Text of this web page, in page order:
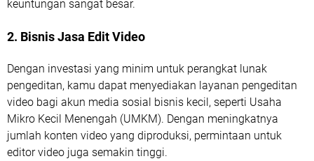
keuntungan sangat besar.
2. Bisnis Jasa Edit Video
Dengan investasi yang minim untuk perangkat lunak
pengeditan, kamu dapat menyediakan layanan pengeditan
video bagi akun media sosial bisnis kecil, seperti Usaha
Mikro Kecil Menengah (UMKM). Dengan meningkatnya
jumlah konten video yang diproduksi, permintaan untuk
editor video juga semakin tinggi.